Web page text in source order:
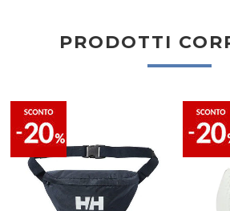
PRODOTTI